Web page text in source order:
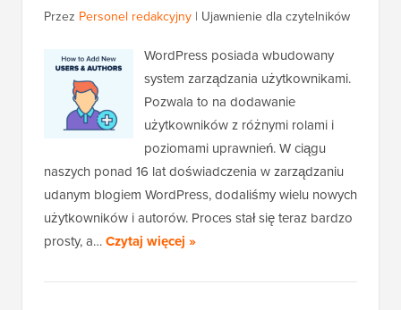
Przez Personel redakcyjny | Ujawnienie dla czytelników
WordPress posiada wbudowany
system zarządzania użytkownikami.
Pozwala to na dodawanie
użytkowników z różnymi rolami i
poziomami uprawnień. W ciągu
naszych ponad 16 lat doświadczenia w zarządzaniu
udanym blogiem WordPress, dodaliśmy wielu nowych
użytkowników i autorów. Proces stał się teraz bardzo
prosty, a…Czytaj więcej »